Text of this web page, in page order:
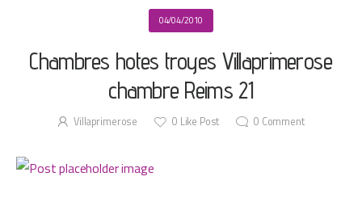
04/04/2010
Chambres hotes troyes Villaprimerose
chambre Reims 21
Villaprimerose 0 Like Post 0 Comment